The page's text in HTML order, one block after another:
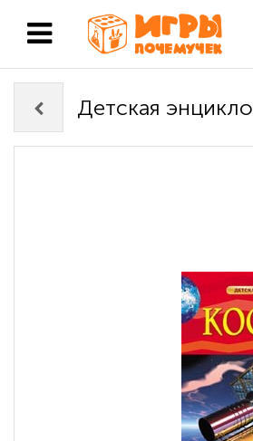
Детская